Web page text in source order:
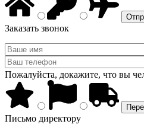
Заказать звонок
Пожалуйста, докажите, что вы
Письмо директору